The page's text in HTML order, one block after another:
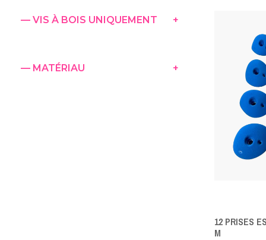
— VIS À BOIS UNIQUEMENT +
— MATÉRIAU +
12 PRISES
M